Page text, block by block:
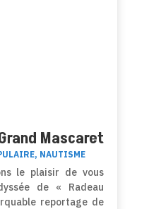
Mascaret
, NAUTISME
le plaisir de vous
de « Radeau
reportage de